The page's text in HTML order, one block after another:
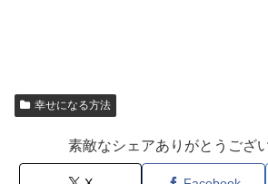
幸せになる方法
素敵なシェアありがとうござ